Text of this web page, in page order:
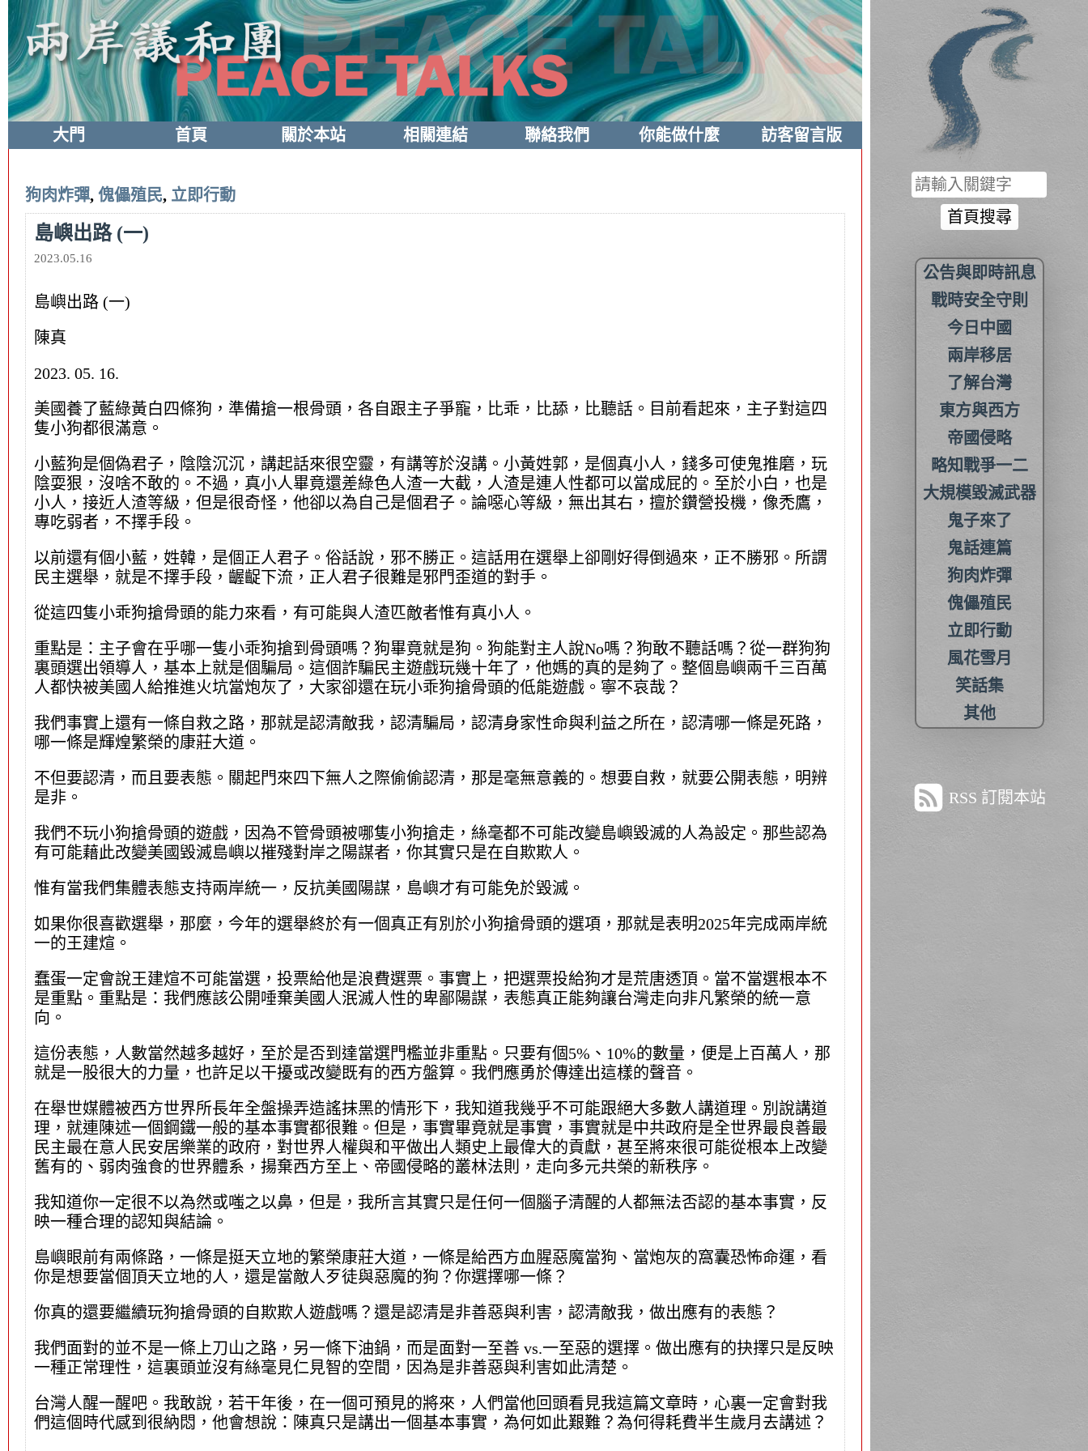
大門 首頁 關於本站 相關連結 聯絡我們 你能做什麼 訪客留言版
狗肉炸彈, 傀儡殖民, 立即行動
島嶼出路 (一)
2023.05.16
島嶼出路 (一)
陳真
2023. 05. 16.
美國養了藍綠黃白四條狗，準備搶一根骨頭，各自跟主子爭寵，比乖，比舔，比聽話。目前看起來，主子對這四
隻小狗都很滿意。
小藍狗是個偽君子，陰陰沉沉，講起話來很空靈，有講等於沒講。小黃姓郭，是個真小人，錢多可使鬼推磨，玩
陰耍狠，沒啥不敢的。不過，真小人畢竟還差綠色人渣一大截，人渣是連人性都可以當成屁的。至於小白，也是
小人，接近人渣等級，但是很奇怪，他卻以為自己是個君子。論噁心等級，無出其右，擅於鑽營投機，像禿鷹，
專吃弱者，不擇手段。
以前還有個小藍，姓韓，是個正人君子。俗話說，邪不勝正。這話用在選舉上卻剛好得倒過來，正不勝邪。所謂
民主選舉，就是不擇手段，齷齪下流，正人君子很難是邪門歪道的對手。
從這四隻小乖狗搶骨頭的能力來看，有可能與人渣匹敵者惟有真小人。
重點是：主子會在乎哪一隻小乖狗搶到骨頭嗎？狗畢竟就是狗。狗能對主人說No嗎？狗敢不聽話嗎？從一群狗狗
裏頭選出領導人，基本上就是個騙局。這個詐騙民主遊戲玩幾十年了，他媽的真的是夠了。整個島嶼兩千三百萬
人都快被美國人給推進火坑當炮灰了，大家卻還在玩小乖狗搶骨頭的低能遊戲。寧不哀哉？
我們事實上還有一條自救之路，那就是認清敵我，認清騙局，認清身家性命與利益之所在，認清哪一條是死路，
哪一條是輝煌繁榮的康莊大道。
不但要認清，而且要表態。關起門來四下無人之際偷偷認清，那是毫無意義的。想要自救，就要公開表態，明辨
是非。
我們不玩小狗搶骨頭的遊戲，因為不管骨頭被哪隻小狗搶走，絲毫都不可能改變島嶼毀滅的人為設定。那些認為
有可能藉此改變美國毀滅島嶼以摧殘對岸之陽謀者，你其實只是在自欺欺人。
惟有當我們集體表態支持兩岸統一，反抗美國陽謀，島嶼才有可能免於毀滅。
如果你很喜歡選舉，那麼，今年的選舉終於有一個真正有別於小狗搶骨頭的選項，那就是表明2025年完成兩岸統
一的王建煊。
蠢蛋一定會說王建煊不可能當選，投票給他是浪費選票。事實上，把選票投給狗才是荒唐透頂。當不當選根本不
是重點。重點是：我們應該公開唾棄美國人泯滅人性的卑鄙陽謀，表態真正能夠讓台灣走向非凡繁榮的統一意
向。
這份表態，人數當然越多越好，至於是否到達當選門檻並非重點。只要有個5%、10%的數量，便是上百萬人，那
就是一股很大的力量，也許足以干擾或改變既有的西方盤算。我們應勇於傳達出這樣的聲音。
在舉世媒體被西方世界所長年全盤操弄造謠抹黑的情形下，我知道我幾乎不可能跟絕大多數人講道理。別說講道
理，就連陳述一個鋼鐵一般的基本事實都很難。但是，事實畢竟就是事實，事實就是中共政府是全世界最良善最
民主最在意人民安居樂業的政府，對世界人權與和平做出人類史上最偉大的貢獻，甚至將來很可能從根本上改變
舊有的、弱肉強食的世界體系，揚棄西方至上、帝國侵略的叢林法則，走向多元共榮的新秩序。
我知道你一定很不以為然或嗤之以鼻，但是，我所言其實只是任何一個腦子清醒的人都無法否認的基本事實，反
映一種合理的認知與結論。
島嶼眼前有兩條路，一條是挺天立地的繁榮康莊大道，一條是給西方血腥惡魔當狗、當炮灰的窩囊恐怖命運，看
你是想要當個頂天立地的人，還是當敵人歹徒與惡魔的狗？你選擇哪一條？
你真的還要繼續玩狗搶骨頭的自欺欺人遊戲嗎？還是認清是非善惡與利害，認清敵我，做出應有的表態？
我們面對的並不是一條上刀山之路，另一條下油鍋，而是面對一至善 vs.一至惡的選擇。做出應有的抉擇只是反映
一種正常理性，這裏頭並沒有絲毫見仁見智的空間，因為是非善惡與利害如此清楚。
台灣人醒一醒吧。我敢說，若干年後，在一個可預見的將來，人們當他回頭看見我這篇文章時，心裏一定會對我
們這個時代感到很納悶，他會想說：陳真只是講出一個基本事實，為何如此艱難？為何得耗費半生歲月去講述？
公告與即時訊息
戰時安全守則
今日中國
兩岸移居
了解台灣
東方與西方
帝國侵略
略知戰爭一二
大規模毀滅武器
鬼子來了
鬼話連篇
狗肉炸彈
傀儡殖民
立即行動
風花雪月
笑話集
其他
RSS 訂閱本站